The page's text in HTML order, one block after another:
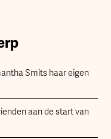
Smits haar eigen
aan de start van